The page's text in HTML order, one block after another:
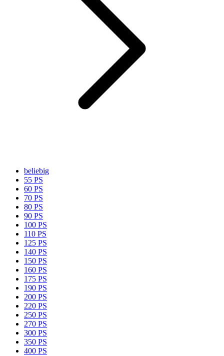
beliebig
55 PS
60 PS
70 PS
80 PS
90 PS
100 PS
110 PS
125 PS
140 PS
150 PS
160 PS
175 PS
190 PS
200 PS
220 PS
250 PS
270 PS
300 PS
350 PS
400 PS